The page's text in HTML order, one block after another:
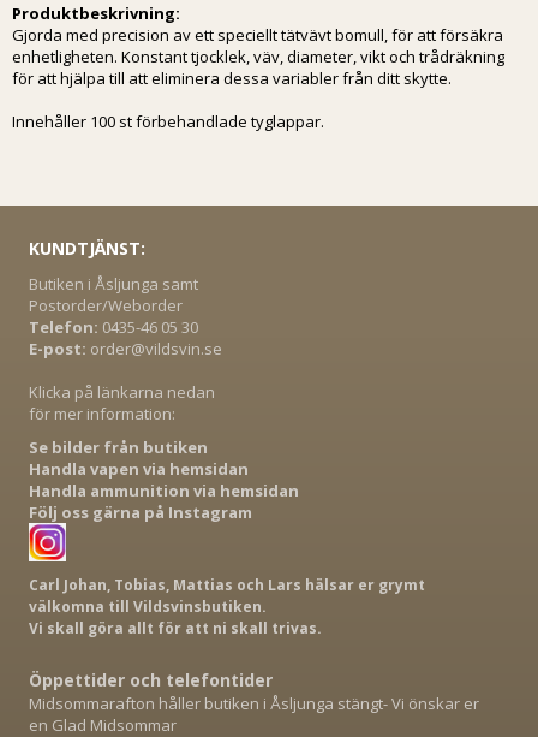
Produktbeskrivning:
Gjorda med precision av ett speciellt tätvävt bomull, för att försäkra
enhetligheten. Konstant tjocklek, väv, diameter, vikt och trådräkning
för att hjälpa till att eliminera dessa variabler från ditt skytte.
Innehåller 100 st förbehandlade tyglappar.
KUNDTJÄNST:
Butiken i Åsljunga samt
Postorder/Weborder
Telefon: 0435-46 05 30
E-post: order@vildsvin.se
Klicka på länkarna nedan
för mer information:
Se bilder från butiken
Handla vapen via hemsidan
Handla ammunition via hemsidan
Följ oss gärna på Instagram
Carl Johan, Tobias, Mattias och Lars hälsar er grymt
välkomna till Vildsvinsbutiken.
Vi skall göra allt för att ni skall trivas.
Öppettider och telefontider
Midsommarafton håller butiken i Åsljunga stängt- Vi önskar er
en Glad Midsommar